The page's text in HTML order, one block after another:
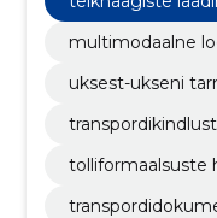
multimodaalne
uksest-ukseni
tolliformaalsuste